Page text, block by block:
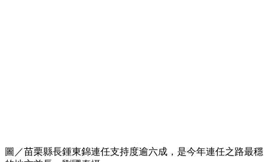
圖／苗栗縣長鍾東錦連任支持度逾六成，是今年連任之路最穩